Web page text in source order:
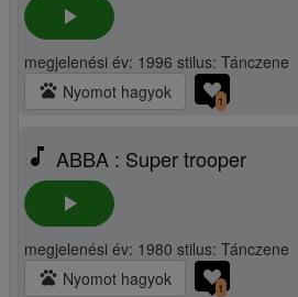
play_arrow
megjelenési év: 1996 stilus: Tánczene
pets Nyomot hagyok 1
music_note ABBA : Super trooper
play_arrow
megjelenési év: 1980 stilus: Tánczene
pets Nyomot hagyok 1